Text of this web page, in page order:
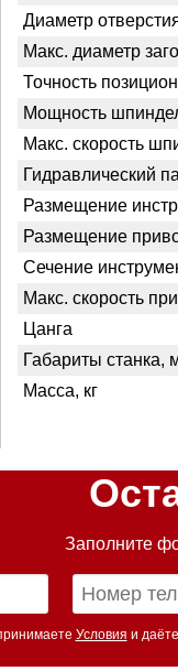
Диаметр
Макс. диаметр
Точность
Мощность
Макс. скорость
Гидравлический
Размещение
Размещение
Сечение
Макс. скорость
Цанга
Габариты станка,
Масса, кг
Заполните
Условия и